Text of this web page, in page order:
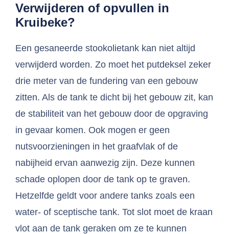
Verwijderen of opvullen in
Kruibeke?
Een gesaneerde stookolietank kan niet altijd
verwijderd worden. Zo moet het putdeksel zeker
drie meter van de fundering van een gebouw
zitten. Als de tank te dicht bij het gebouw zit, kan
de stabiliteit van het gebouw door de opgraving
in gevaar komen. Ook mogen er geen
nutsvoorzieningen in het graafvlak of de
nabijheid ervan aanwezig zijn. Deze kunnen
schade oplopen door de tank op te graven.
Hetzelfde geldt voor andere tanks zoals een
water- of sceptische tank. Tot slot moet de kraan
vlot aan de tank geraken om ze te kunnen